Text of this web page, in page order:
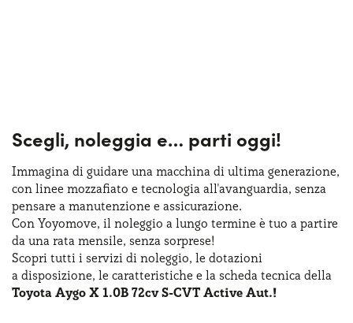
Scegli, noleggia e… parti oggi!
Immagina di guidare una macchina di ultima generazione,
con linee mozzafiato e tecnologia all'avanguardia, senza
pensare a manutenzione e assicurazione.
Con Yoyomove, il noleggio a lungo termine è tuo a partire
da una rata mensile, senza sorprese!
Scopri tutti i servizi di noleggio, le dotazioni
a disposizione, le caratteristiche e la scheda tecnica della
Toyota Aygo X 1.0B 72cv S-CVT Active Aut.!